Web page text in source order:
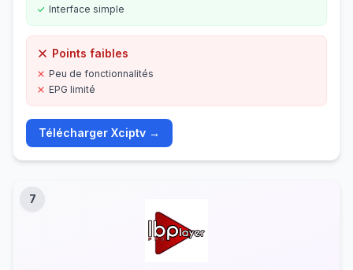
Interface simple
Points faibles
Peu de fonctionnalités
EPG limité
Télécharger Xciptv →
7